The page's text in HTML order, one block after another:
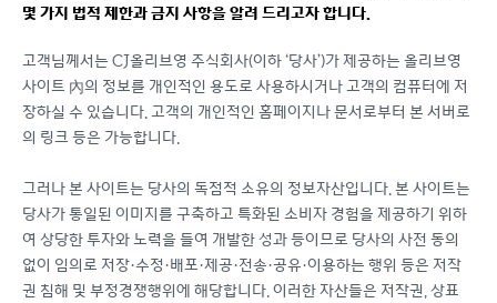
몇 가지 법적 제한과 금지 사항을 알려 드리고자 합니다.
고객님께서는 CJ올리브영 주식회사(이하 ‘당사’)가 제공하는 올리브영
사이트 內의 정보를 개인적인 용도로 사용하시거나 고객의 컴퓨터에 저
장하실 수 있습니다. 고객의 개인적인 홈페이지나 문서로부터 본 서버로
의 링크 등은 가능합니다.
그러나 본 사이트는 당사의 독점적 소유의 정보자산입니다. 본 사이트는
당사가 통일된 이미지를 구축하고 특화된 소비자 경험을 제공하기 위하
여 상당한 투자와 노력을 들여 개발한 성과 등이므로 당사의 사전 동의
없이 임의로 저장·수정·배포·제공·전송·공유·이용하는 행위 등은 저작
권 침해 및 부정경쟁행위에 해당합니다. 이러한 자산들은 저작권, 상표